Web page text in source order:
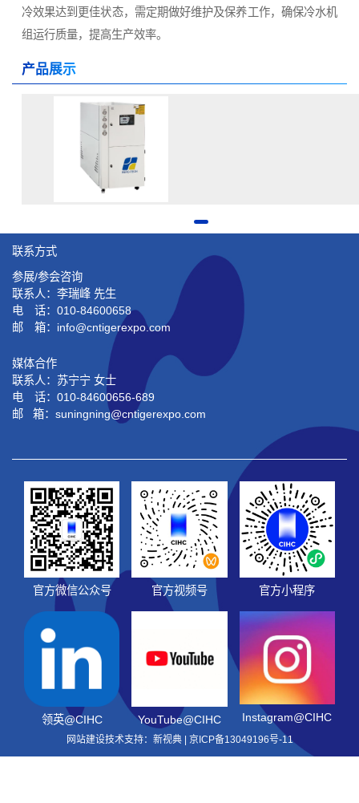
冷效果达到更佳状态，需定期做好维护及保养工作，确保冷水机
组运行质量，提高生产效率。
产品展示
联系方式
参展/参会咨询
联系人：李瑞峰 先生
电 话：010-84600658
邮 箱：info@cntigerexpo.com
媒体合作
联系人：苏宁宁 女士
电 话：010-84600656-689
邮 箱：suningning@cntigerexpo.com
官方微信公众号 官方视频号 官方小程序
领英@CIHC YouTube@CIHC Instagram@CIHC
网站建设技术支持：新视典 | 京ICP备13049196号-11